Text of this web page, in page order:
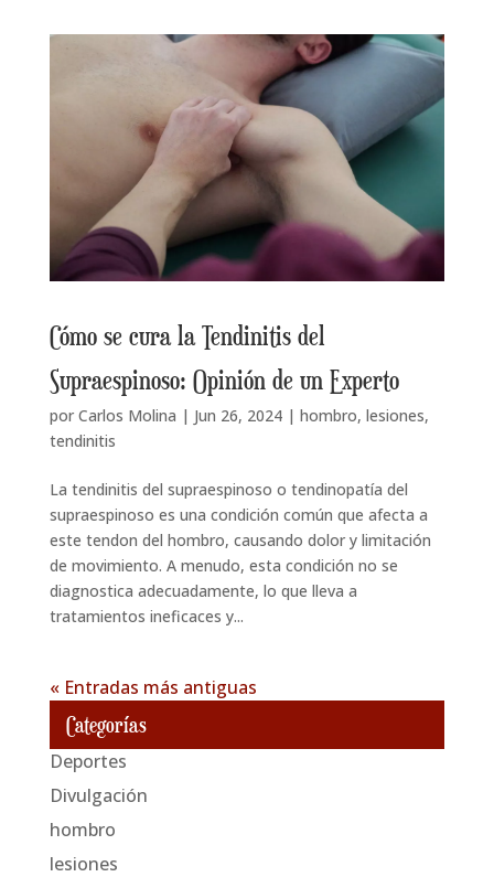
Cómo se cura la Tendinitis del
Supraespinoso: Opinión de un Experto
por Carlos Molina | Jun 26, 2024| hombro, lesiones,
tendinitis
La tendinitis del supraespinoso o tendinopatía del
supraespinoso es una condición común que afecta a
este tendon del hombro, causando dolor y limitación
de movimiento. A menudo, esta condición no se
diagnostica adecuadamente, lo que lleva a
tratamientos ineficaces y...
« Entradas más antiguas
Categorías
Deportes
Divulgación
hombro
lesiones